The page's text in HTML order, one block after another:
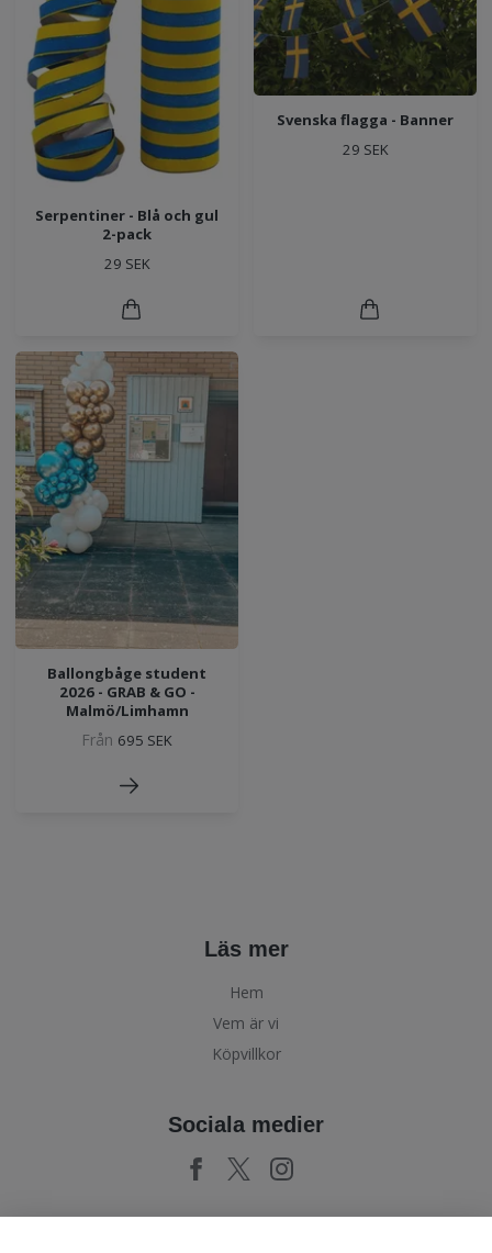
Serpentiner - Blå och gul
2-pack
29 SEK
Svenska flagga - Banner
29 SEK
Ballongbåge student
2026 - GRAB & GO -
Malmö/Limhamn
Från 695 SEK
Läs mer
Hem
Vem är vi
Köpvillkor
Sociala medier